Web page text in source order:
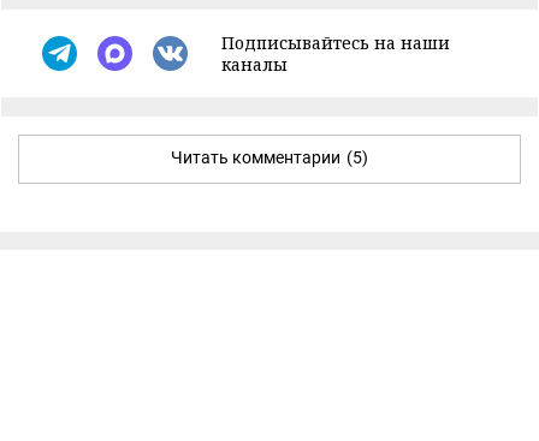
Подписывайтесь на наши
каналы
Читать комментарии (5)